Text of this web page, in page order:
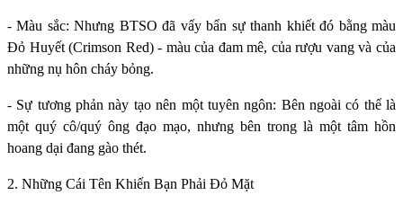
- Màu sắc: Nhưng BTSO đã vấy bẩn sự thanh khiết đó bằng màu
Đỏ Huyết (Crimson Red) - màu của đam mê, của rượu vang và của
những nụ hôn cháy bỏng.
- Sự tương phản này tạo nên một tuyên ngôn: Bên ngoài có thể là
một quý cô/quý ông đạo mạo, nhưng bên trong là một tâm hồn
hoang dại đang gào thét.
2. Những Cái Tên Khiến Bạn Phải Đỏ Mặt